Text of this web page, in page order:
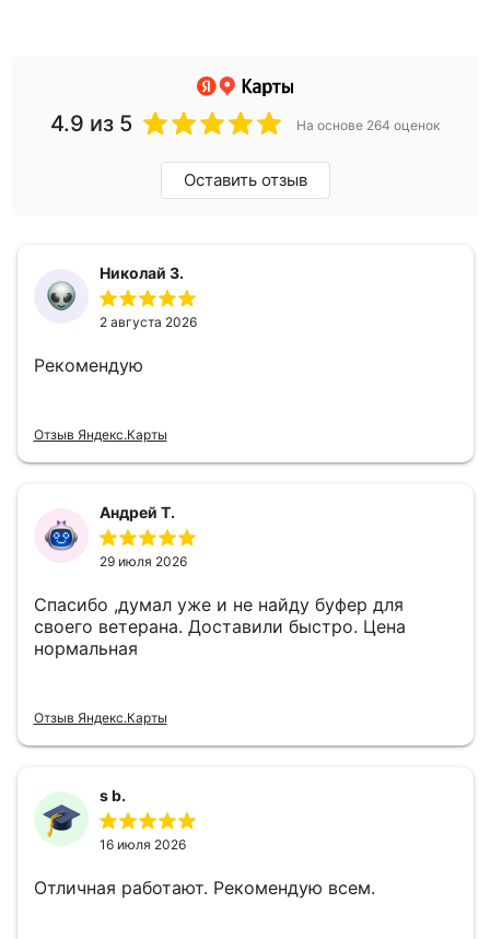
4.9 из 5 На основе 264 оценок
Оставить отзыв
Николай З.
2 августа 2026
Рекомендую
Отзыв Яндекс.Карты
Андрей Т.
29 июля 2026
Спасибо ,думал уже и не найду буфер для
своего ветерана. Доставили быстро. Цена
нормальная
Отзыв Яндекс.Карты
s b.
16 июля 2026
Отличная работают. Рекомендую всем.